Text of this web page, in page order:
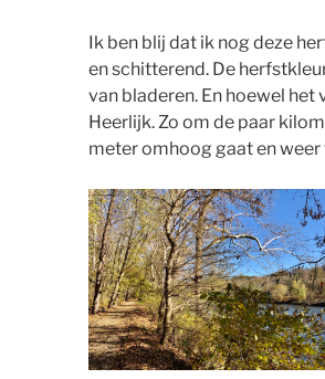
Ik ben blij dat ik nog deze
en schitterend. De
van bladeren. En hoewel
Heerlijk. Zo om de paar
meter omhoog gaat en